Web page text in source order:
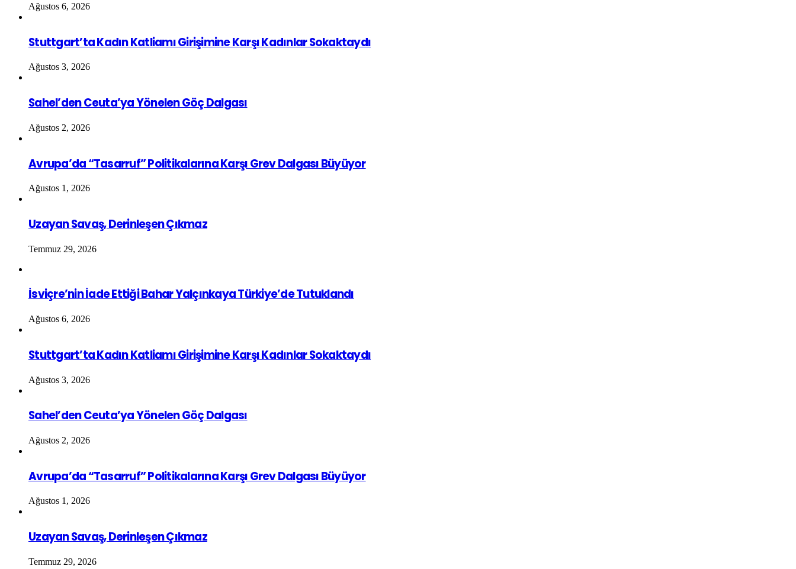
Ağustos 6, 2026
Stuttgart’ta Kadın Katliamı Girişimine Karşı Kadınlar Sokaktaydı
Ağustos 3, 2026
Sahel’den Ceuta’ya Yönelen Göç Dalgası
Ağustos 2, 2026
Avrupa’da “Tasarruf” Politikalarına Karşı Grev Dalgası Büyüyor
Ağustos 1, 2026
Uzayan Savaş, Derinleşen Çıkmaz
Temmuz 29, 2026
İsviçre’nin İade Ettiği Bahar Yalçınkaya Türkiye’de Tutuklandı
Ağustos 6, 2026
Stuttgart’ta Kadın Katliamı Girişimine Karşı Kadınlar Sokaktaydı
Ağustos 3, 2026
Sahel’den Ceuta’ya Yönelen Göç Dalgası
Ağustos 2, 2026
Avrupa’da “Tasarruf” Politikalarına Karşı Grev Dalgası Büyüyor
Ağustos 1, 2026
Uzayan Savaş, Derinleşen Çıkmaz
Temmuz 29, 2026